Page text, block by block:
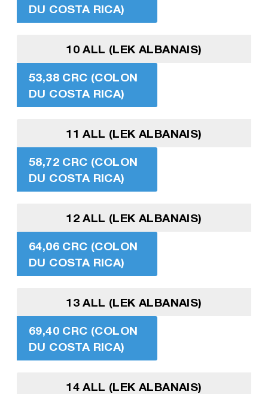
DU COSTA RICA)
10 ALL (LEK ALBANAIS)
53,38 CRC (COLON
DU COSTA RICA)
11 ALL (LEK ALBANAIS)
58,72 CRC (COLON
DU COSTA RICA)
12 ALL (LEK ALBANAIS)
64,06 CRC (COLON
DU COSTA RICA)
13 ALL (LEK ALBANAIS)
69,40 CRC (COLON
DU COSTA RICA)
14 ALL (LEK ALBANAIS)